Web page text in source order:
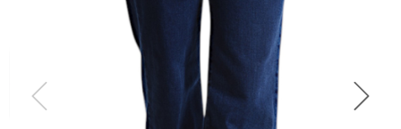
Previous Next